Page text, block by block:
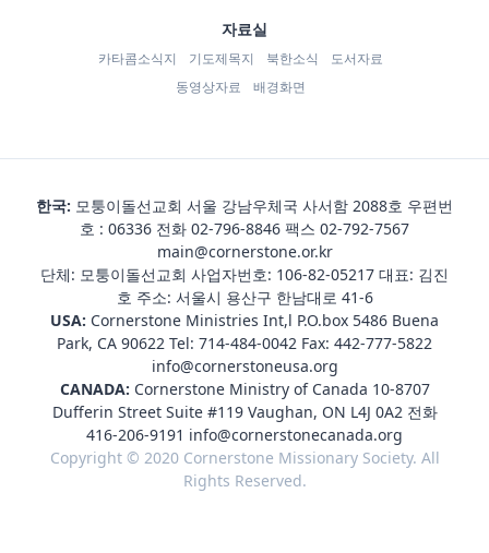
자료실
카타콤소식지 기도제목지 북한소식
도서자료
동영상자료
배경화면
한국: 모퉁이돌선교회 서울 강남우체국 사서함 2088호 우편번
호 : 06336 전화 02-796-8846 팩스 02-792-7567
main@cornerstone.or.kr
단체: 모퉁이돌선교회 사업자번호: 106-82-05217 대표: 김진
호 주소: 서울시 용산구 한남대로 41-6
USA: Cornerstone Ministries Int,l P.O.box 5486 Buena
Park, CA 90622 Tel: 714-484-0042 Fax: 442-777-5822
info@cornerstoneusa.org
CANADA: Cornerstone Ministry of Canada 10-8707
Dufferin Street Suite #119 Vaughan, ON L4J 0A2 전화
416-206-9191 info@cornerstonecanada.org
Copyright © 2020 Cornerstone Missionary Society. All
Rights Reserved.